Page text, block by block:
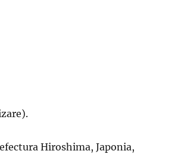
Hiroshima, Japonia,